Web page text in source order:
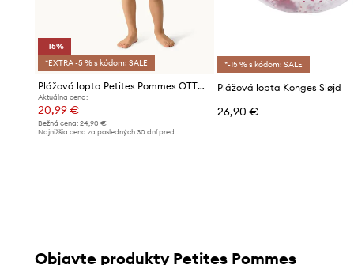
-15%
*EXTRA -5 % s kódom: SALE
Plážová lopta Petites Pommes OTTO BEACH BALL
Aktuálna cena:
20,99 €
Bežná cena: 24,90 €
Najnižšia cena za posledných 30 dní pred
*-15 % s kódom: SALE
Plážová lopta Konges Sløjd
26,90 €
Objavte produkty Petites Pommes